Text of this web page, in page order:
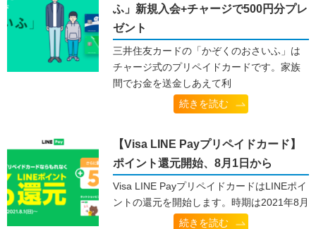
ふ」新規入会+チャージで500円分プレ
ゼント
三井住友カードの「かぞくのおさいふ」は
チャージ式のプリペイドカードです。家族
間でお金を送金しあえて利
続きを読む
【Visa LINE Payプリペイドカード】
ポイント還元開始、8月1日から
Visa LINE PayプリペイドカードはLINEポイ
ントの還元を開始します。時期は2021年8月
続きを読む